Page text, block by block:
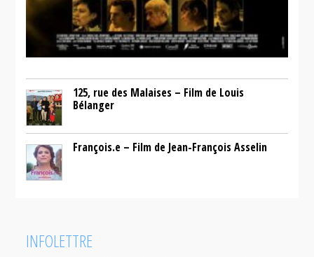
125, rue des Malaises – Film de Louis
Bélanger
François.e – Film de Jean-François Asselin
INFOLETTRE